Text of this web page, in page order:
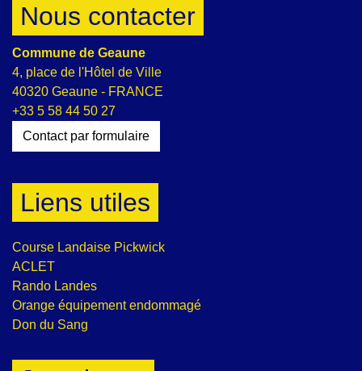
Nous contacter
Commune de Geaune
4, place de l'Hôtel de Ville
40320 Geaune - FRANCE
+33 5 58 44 50 27
Contact par formulaire
Liens utiles
Course Landaise Pickwick
ACLET
Rando Landes
Orange équipement endommagé
Don du Sang